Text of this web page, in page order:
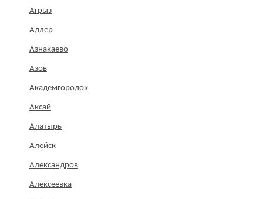
Агрыз
Адлер
Азнакаево
Азов
Академгородок
Аксай
Алатырь
Алейск
Александров
Алексеевка